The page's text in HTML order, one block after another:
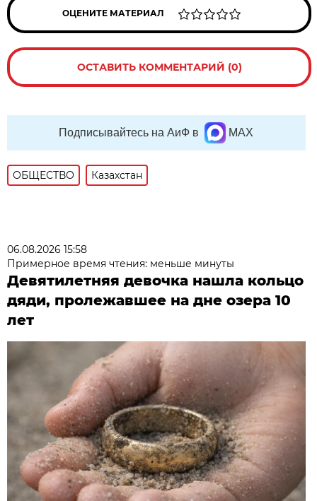
ОЦЕНИТЕ МАТЕРИАЛ
ОСТАВИТЬ КОММЕНТАРИЙ (0)
Подписывайтесь на АиФ в MAX
ОБЩЕСТВО Казахстан
06.08.2026 15:58
Примерное время чтения: меньше минуты
Девятилетняя девочка нашла кольцо
дяди, пролежавшее на дне озера 10
лет